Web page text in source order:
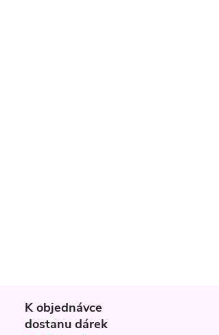
K objednávce
dostanu dárek